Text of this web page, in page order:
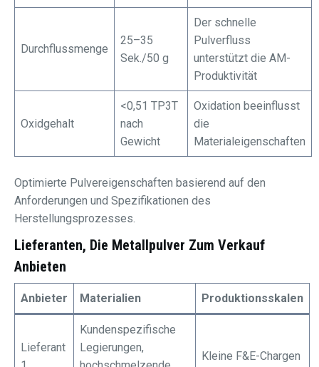
Durchflussmenge
25–35
Sek./50 g
Der schnelle
Pulverfluss
unterstützt die AM-
Produktivität
Oxidgehalt
<0,51 TP3T
nach
Gewicht
Oxidation beeinflusst
die
Materialeigenschaften
Optimierte Pulvereigenschaften basierend auf den
Anforderungen und Spezifikationen des
Herstellungsprozesses.
Lieferanten, Die Metallpulver Zum Verkauf
Anbieten
Anbieter Materialien Produktionsskalen
Lieferant
Kundenspezifische
Legierungen,
Kleine F&E-Chargen